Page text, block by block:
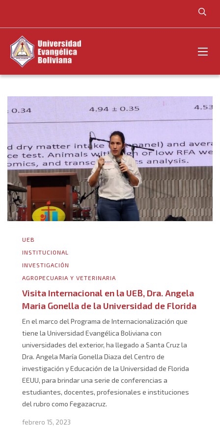
UEB
INSTITUCIONAL
INVESTIGACIÓN
AGROPECUARIA Y VETERINARIA
Visita Internacional en la UEB, Dra. Angela
Maria Gonella de la Universidad de Florida
En el marco del Programa de Internacionalización que
tiene la Universidad Evangélica Boliviana con
universidades del exterior, ha llegado a Santa Cruz la
Dra. Angela María Gonella Diaza del Centro de
investigación y Educación de la Universidad de Florida
EEUU, para brindar una serie de conferencias a
estudiantes, docentes, profesionales e instituciones
del rubro como Fegazacruz.
febrero 15, 2023